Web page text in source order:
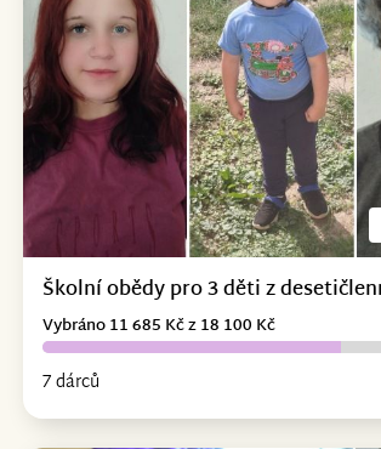
Školní obědy pro 3 děti z
7 dárců
Vybráno 11 685 Kč z 18 100 Kč